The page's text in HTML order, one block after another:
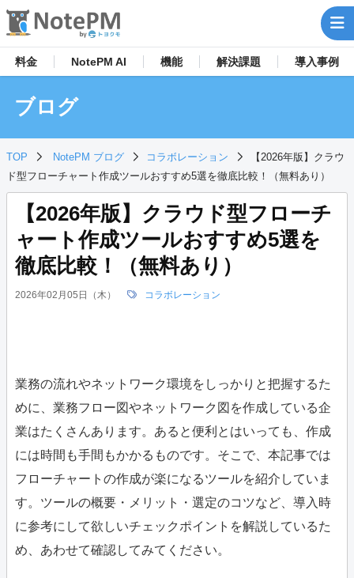
料金 NotePM AI 機能 解決課題 導入事例
ブログ
TOP NotePM ブログ コラボレーション
【2026年版】クラウ
ド型フローチャート作成ツールおすすめ5選を徹底比較！（無料あり）
【2026年版】クラウド型フローチ
ャート作成ツールおすすめ5選を
徹底比較！（無料あり）
2026年02月05日（木） コラボレーション
業務の流れやネットワーク環境をしっかりと把握するた
めに、業務フロー図やネットワーク図を作成している企
業はたくさんあります。あると便利とはいっても、作成
には時間も手間もかかるものです。そこで、本記事では
フローチャートの作成が楽になるツールを紹介していま
す。ツールの概要・メリット・選定のコツなど、導入時
に参考にして欲しいチェックポイントを解説しているた
め、あわせて確認してみてください。